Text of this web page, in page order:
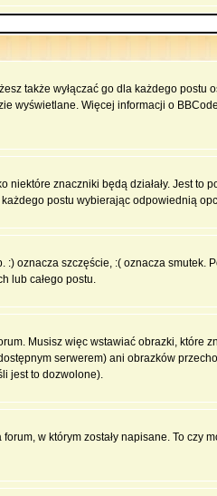
także wyłączać go dla każdego postu
wyświetlane. Więcej informacji o
znaczniki będą działały. Jest to
postu wybierając odpowiednią
oznacza szczęście, :( oznacza smutek.
lub całego postu.
Musisz więc wstawiać obrazki, które
serwerem) ani obrazków
jest to dozwolone).
w którym zostały napisane. To czy